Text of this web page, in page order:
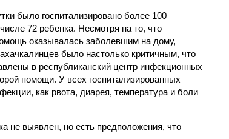
было госпитализировано более 100
72 ребенка. Несмотря на то, что
оказывалась заболевшим на дому,
было настолько критичным, что
в республиканский центр инфекционных
помощи. У всех госпитализированных
как рвота, диарея, температура и боли
не выявлен, но есть предположения, что